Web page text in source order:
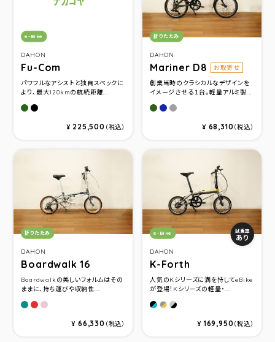
DAHON
Fu-Com
カテゴリ：
e-Bike
パワフルなアシストと独自スペックに
より、最大120kmの航続距離...
カーキ
マットブラック
¥ 225,500 （税込）
DAHON
Mariner D8 お取寄せ
カテゴリ：
折りたたみ
創業当時のクラシカルなデザインを
イメージさせる１台。軽量アルミ製...
Olive Drab
Ocean Navy
Gunmetal
¥ 68,310（税込）
DAHON
Boardwalk 16
カテゴリ：
折りたたみ
Boardwalkの美しいフォルムはその
ままに、持ち運びや収納性...
Matt Grayish Green
Matt Terrcotta
Pink Puff
¥ 66,330 （税込）
DAHON
K-Forth
カテゴリ：
e-Bike 試乗車
あり
人気のKシリーズに満を持してeBike
が登場！Kシリーズの軽量・...
Ocean Blue
Sunset Orange
Ice Breeze
¥ 169,950（税込）